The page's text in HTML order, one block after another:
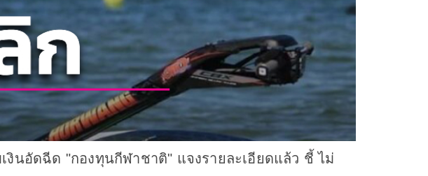
นอัดฉีด "กองทุนกีฬาชาติ" แจงรายละเอียดแล้ว ชี้ ไม่